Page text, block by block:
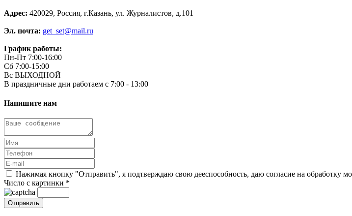
Адрес: 420029, Россия, г.Казань, ул. Журналистов, д.101
Эл. почта: get_set@mail.ru
График работы:
Пн-Пт 7:00-16:00
Сб 7:00-15:00
Вс ВЫХОДНОЙ
В праздничные дни работаем с 7:00 - 13:00
Напишите нам
Нажимая кнопку "Отправить", я подтверждаю свою дееспособность, даю согласие на обработку
Число с картинки *